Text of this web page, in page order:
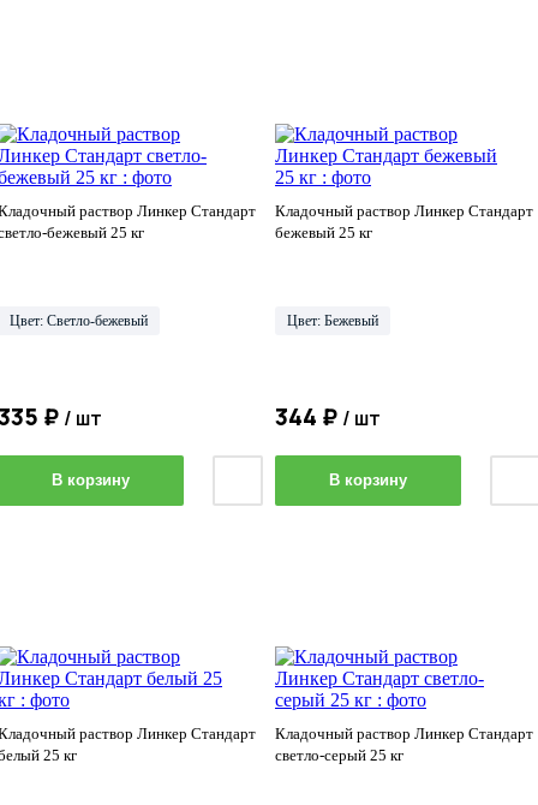
раствор Линкер Стандарт
бежевый 25 кг
Цвет: Светло-бежевый
₽ / шт
В корзину
Кладочный раствор Линкер Стандарт
бежевый 25 кг
Цвет: Бежевый
344 ₽ / шт
В корзину
раствор Линкер Стандарт
25 кг
Кладочный раствор Линкер Стандарт
светло-серый 25 кг